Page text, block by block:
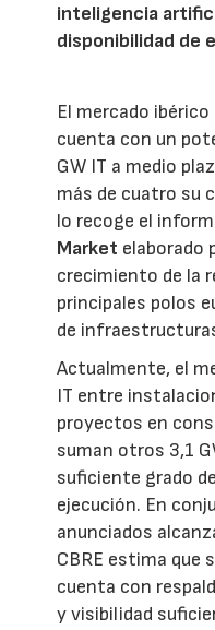
inteligencia
disponibilidad de
El mercado
cuenta con un
GW IT a medio
más de cuatro su
lo recoge el
Market elaborado
crecimiento de la
principales polos
de
Actualmente, el
IT entre
proyectos en
suman otros 3,1
suficiente grado
ejecución. En
anunciados
CBRE estima que
cuenta con
y visibilidad